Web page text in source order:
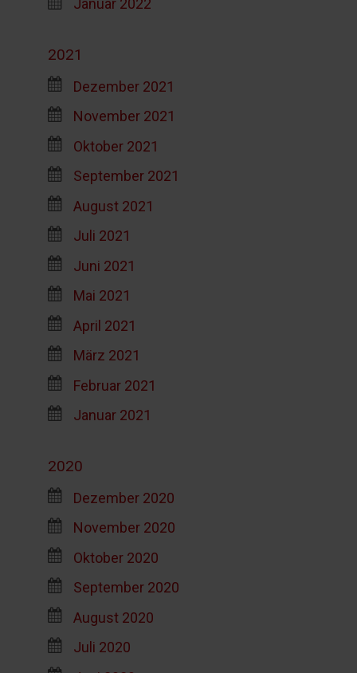
2021
Dezember 2021
November 2021
Oktober 2021
September 2021
August 2021
Juli 2021
Juni 2021
Mai 2021
April 2021
März 2021
Februar 2021
Januar 2021
2020
Dezember 2020
November 2020
Oktober 2020
September 2020
August 2020
Juli 2020